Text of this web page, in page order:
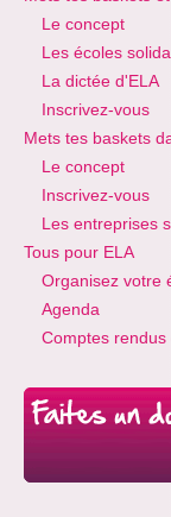
Le concept
Les écoles
La dictée d'ELA
Inscrivez-vous
Mets tes baskets
Le concept
Inscrivez-vous
Les entreprises
Tous pour ELA
Organisez votre
Agenda
Comptes